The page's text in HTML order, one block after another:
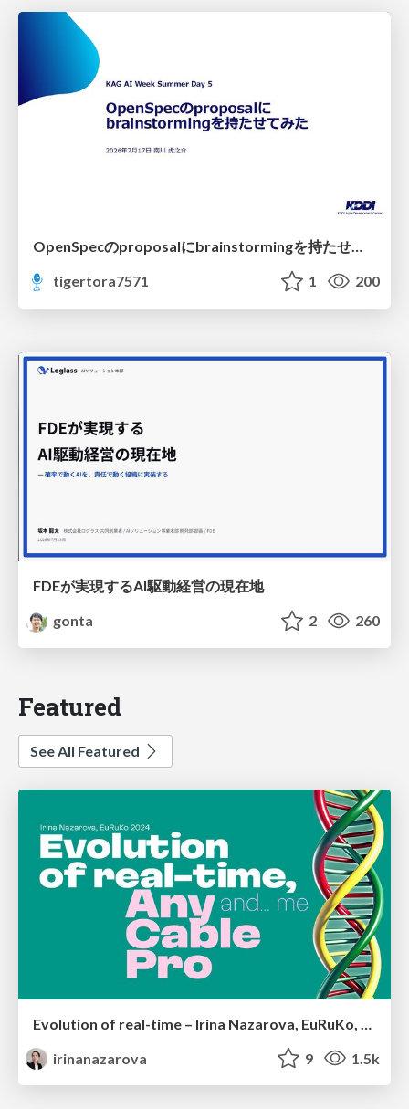
tigertora7571
1 200
FDEが実現するAI駆動経営の現在地
gonta
2 260
Featured
See All Featured
irinanazarova
9 1.5k